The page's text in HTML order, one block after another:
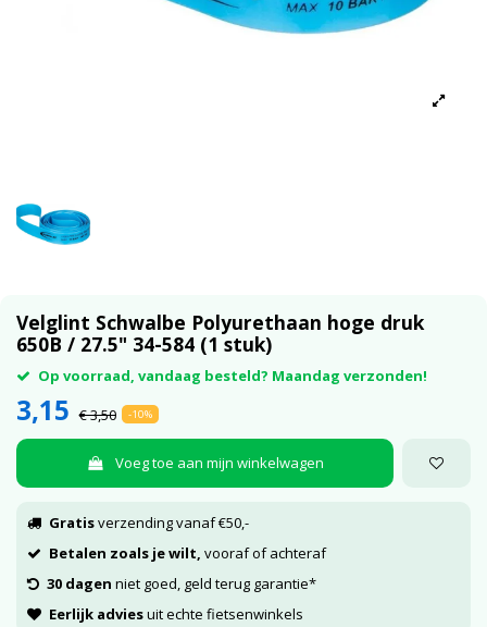
Velglint Schwalbe Polyurethaan hoge druk
650B / 27.5" 34-584 (1 stuk)
Op voorraad, vandaag besteld? Maandag verzonden!
3,15 € 3,50 -10%
Voeg toe aan mijn winkelwagen
Gratisverzending vanaf €50,-
Betalen zoals je wilt, vooraf of achteraf
30 dagen niet goed, geld terug garantie*
Eerlijk adviesuit echte fietsenwinkels